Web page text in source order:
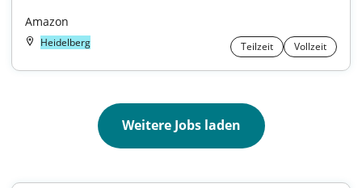
Amazon
Heidelberg Teilzeit Vollzeit
Weitere Jobs laden